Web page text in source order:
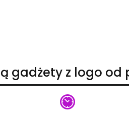
gadżety z logo od